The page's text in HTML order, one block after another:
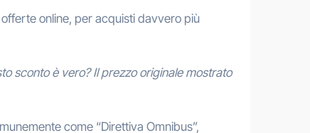
online, per acquisti davvero più
sconto è vero? Il prezzo originale mostrato
come “Direttiva Omnibus”,